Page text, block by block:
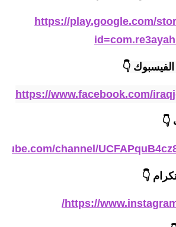
المرحلة الابتدائية
https://play.google.com/
👇
https://www.facebook.com/
👇
channel/
👇
https://